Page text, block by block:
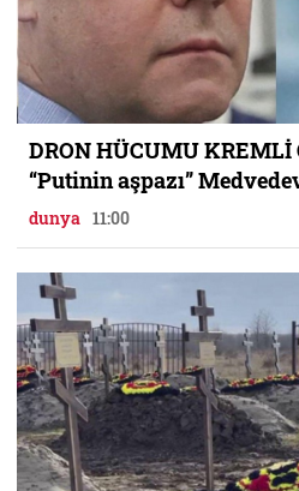
DRON HÜCUMU
“Putinin aşpazı”
dunya 11:00